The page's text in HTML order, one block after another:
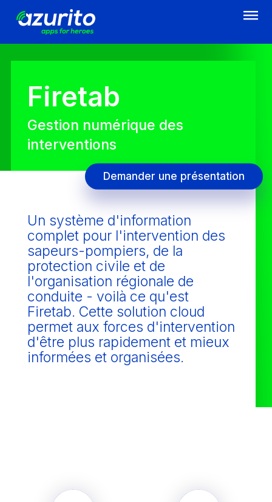
Firetab
Gestion numérique des
interventions
Un système d'information
complet pour l'intervention des
sapeurs-pompiers, de la
protection civile et de
l'organisation régionale de
conduite - voilà ce qu'est
Firetab. Cette solution cloud
permet aux forces d'intervention
d'être plus rapidement et mieux
informées et organisées.
Demander une présentation